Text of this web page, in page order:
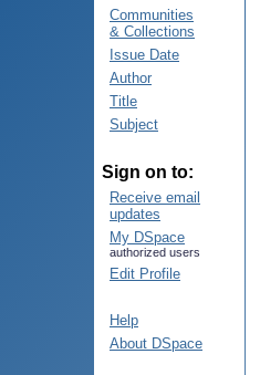
Communities
& Collections
Issue Date
Author
Title
Subject
Sign on to:
Receive email
updates
My DSpace
authorized users
Edit Profile
Help
About DSpace